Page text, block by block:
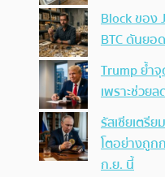
Block ของ
BTC ดันยอ
Trump ย้ำ
เพราะช่วย
รัสเซียเตรี
โตอย่างถูก
ก.ย. นี้